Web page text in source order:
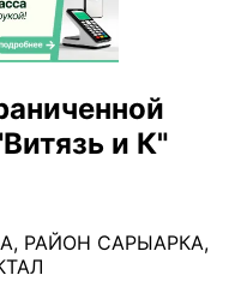
и К"
РАЙОН САРЫАРКА,